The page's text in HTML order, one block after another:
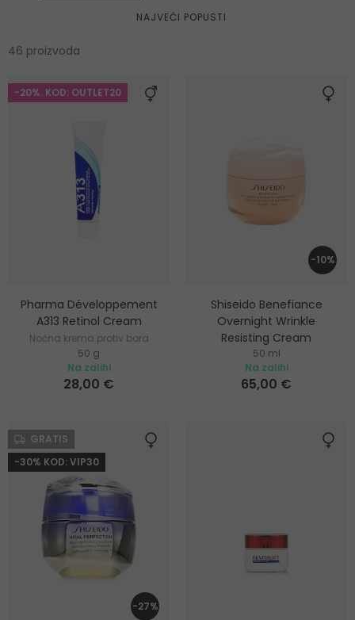
NAJVEĆI POPUSTI
46 proizvoda
-20%. KOD: OUTLET20
Pharma Développement
A313 Retinol Cream
Noćna krema protiv bora
50 g
Na zalihi
28,00 €
-10%
Shiseido Benefiance
Overnight Wrinkle
Resisting Cream
Noćna krema protiv bora
50 ml
Na zalihi
65,00 €
GRATIS
-30% KOD: VIP30
-27%